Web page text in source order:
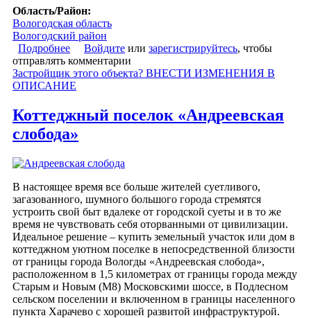
Область/Район:
Вологодская область
Вологодский район
Подробнее о Коттеджный поселок «Сосновый Берег»
Войдите или зарегистрируйтесь, чтобы
отправлять комментарии
Застройщик этого объекта? ВНЕСТИ ИЗМЕНЕНИЯ В
ОПИСАНИЕ
Коттеджный поселок «Андреевская
слобода»
В настоящее время все больше жителей суетливого,
загазованного, шумного большого города стремятся
устроить свой быт вдалеке от городской суеты и в то же
время не чувствовать себя оторванными от цивилизации.
Идеальное решение – купить земельный участок или дом в
коттеджном уютном поселке в непосредственной близости
от границы города Вологды «Андреевская слобода»,
расположенном в 1,5 километрах от границы города между
Старым и Новым (М8) Московскими шоссе, в Подлесном
сельском поселении и включенном в границы населенного
пункта Харачево с хорошей развитой инфраструктурой.